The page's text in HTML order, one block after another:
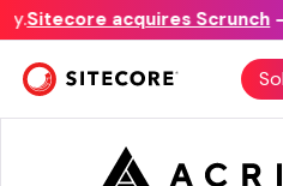
Sitecore acquires Scrunch
PRÉMIOS